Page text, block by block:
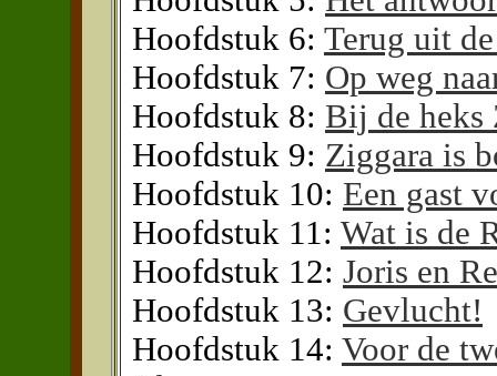
Hoofdstuk 6: Terug uit
Hoofdstuk 7: Op weg
Hoofdstuk 8: Bij de heks
Hoofdstuk 9: Ziggara is
Hoofdstuk 10: Een gast
Hoofdstuk 11: Wat is de
Hoofdstuk 12: Joris en
Hoofdstuk 13: Gevlucht!
Hoofdstuk 14: Voor de